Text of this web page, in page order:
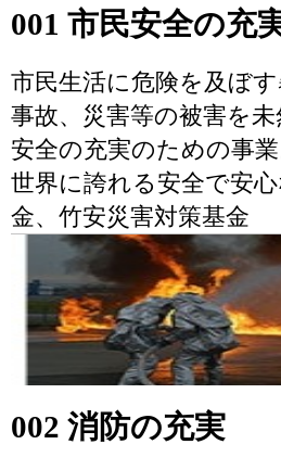
001 市民安全の充
市民生活に危険を及ぼ
事故、災害等の被害を
安全の充実のための事
世界に誇れる安全で安
金、竹安災害対策基金
002 消防の充実